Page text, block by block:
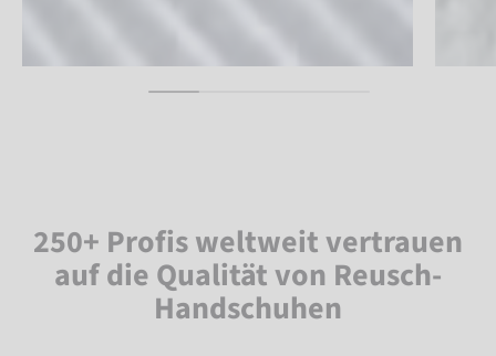
250+ Profis weltweit vertrauen
auf die Qualität von Reusch-
Handschuhen